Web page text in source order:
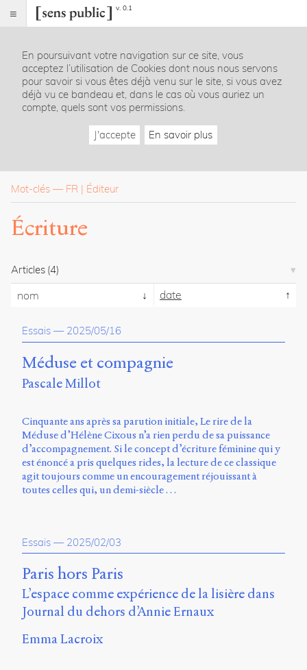
v. 0.1
Index
Rubriques
Essais
La
revue
Présentation
Publier
du
site
Archipel
En
Mastodon
Université
de
Longueuil
Local
B1-
12723
150
Pl.
Charles-
Le
En poursuivant votre navigation sur ce site, vous
acceptez l’utilisation de Cookies dont nous nous servons
pour savoir si vous êtes déjà venu sur le site, si vous avez
déjà vu ce bandeau et, dans le cas où vous auriez un
compte, quels sont vos permissions.
J'accepte En savoir plus
Mot-clés — FR Éditeur
Écriture
Articles (4)
nom date
Essais — 2025/05/16
Méduse et compagnie
Pascale Millot
Cinquante ans après sa parution initiale, Le rire de la
Méduse d’Hélène Cixous n’a rien perdu de sa puissance
d’accompagnement. Si le concept d’écriture féminine qui y
est énoncé a pris quelques rides, la lecture de ce classique
agit toujours comme un encouragement réjouissant à
toutes celles qui, un demi-siècle …
Essais — 2025/02/03
Paris hors Paris
L’espace comme expérience de la lisière dans
Journal du dehors d’Annie Ernaux
Emma Lacroix